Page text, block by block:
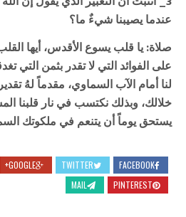
عندما يصيبنا شيءٌ ما؟
صلاة:يا قلب يسوع الأقدس، أيها
على الفوائد التي لا تقدر بثمن التي
لنا أمام الآب السماوي، مقدماً لهُ
خلالك، وبذلك نكتسب في نار قلبنا
يستحق يوماً أن يتنعم في ملكوتك
FACEBOOK
TWITTER
GOOGLE+
PINTEREST
MAIL